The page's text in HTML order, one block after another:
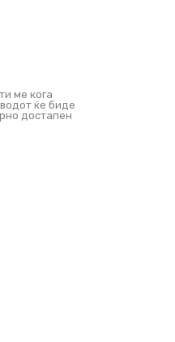
ме кога
ќе биде
достапен